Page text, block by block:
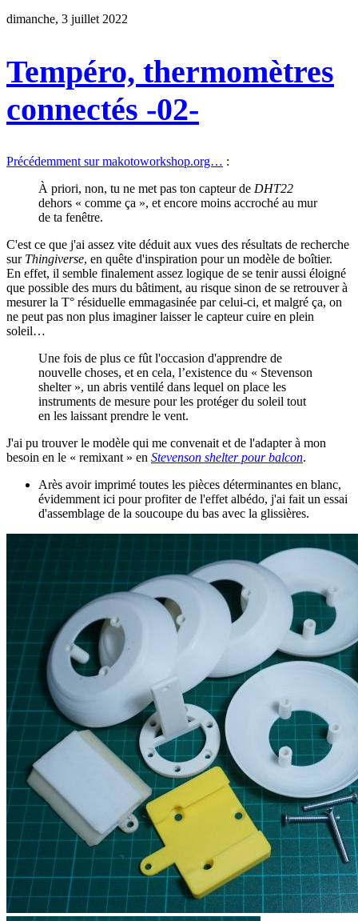
dimanche, 3 juillet 2022
Tempéro, thermomètres
connectés -02-
Précédemment sur makotoworkshop.org… :
À priori, non, tu ne met pas ton capteur de DHT22
dehors « comme ça », et encore moins accroché au mur
de ta fenêtre.
C'est ce que j'ai assez vite déduit aux vues des résultats de recherche
sur Thingiverse, en quête d'inspiration pour un modèle de boîtier.
En effet, il semble finalement assez logique de se tenir aussi éloigné
que possible des murs du bâtiment, au risque sinon de se retrouver à
mesurer la T° résiduelle emmagasinée par celui-ci, et malgré ça, on
ne peut pas non plus imaginer laisser le capteur cuire en plein
soleil…
Une fois de plus ce fût l'occasion d'apprendre de
nouvelle choses, et en cela, l’existence du « Stevenson
shelter », un abris ventilé dans lequel on place les
instruments de mesure pour les protéger du soleil tout
en les laissant prendre le vent.
J'ai pu trouver le modèle qui me convenait et de l'adapter à mon
besoin en le « remixant » en Stevenson shelter pour balcon.
Arès avoir imprimé toutes les pièces déterminantes en blanc,
évidemment ici pour profiter de l'effet albédo, j'ai fait un essai
d'assemblage de la soucoupe du bas avec la glissières.